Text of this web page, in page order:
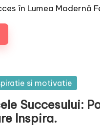
în Lumea Modernă
si motivatie
Succesului:
Inspira.